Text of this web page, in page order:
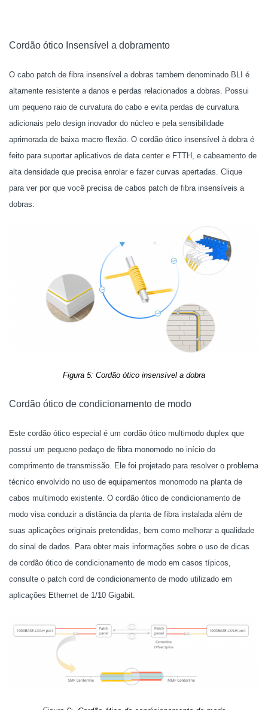
Cordão ótico Insensível a dobramento
O cabo patch de fibra insensível a dobras tambem denominado BLI é
altamente resistente a danos e perdas relacionados a dobras. Possui
um pequeno raio de curvatura do cabo e evita perdas de curvatura
adicionais pelo design inovador do núcleo e pela sensibilidade
aprimorada de baixa macro flexão. O cordão ótico insensível à dobra é
feito para suportar aplicativos de data center e FTTH, e cabeamento de
alta densidade que precisa enrolar e fazer curvas apertadas. Clique
para ver por que você precisa de cabos patch de fibra insensíveis a
dobras.
Figura 5: Cordão ótico insensível a dobra
Cordão ótico de condicionamento de modo
Este cordão ótico especial é um cordão ótico multimodo duplex que
possui um pequeno pedaço de fibra monomodo no início do
comprimento de transmissão. Ele foi projetado para resolver o problema
técnico envolvido no uso de equipamentos monomodo na planta de
cabos multimodo existente. O cordão ótico de condicionamento de
modo visa conduzir a distância da planta de fibra instalada além de
suas aplicações originais pretendidas, bem como melhorar a qualidade
do sinal de dados. Para obter mais informações sobre o uso de dicas
de cordão ótico de condicionamento de modo em casos típicos,
consulte o patch cord de condicionamento de modo utilizado em
aplicações Ethernet de 1/10 Gigabit.